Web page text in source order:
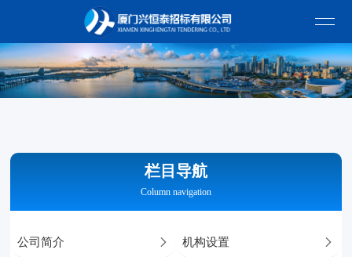
栏目导航
Column navigation
公司简介  机构设置 